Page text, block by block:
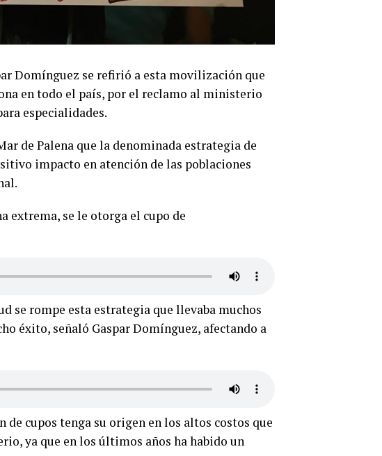
Domínguez se refirió a esta movilización que
en todo el país, por el reclamo al ministerio
especialidades.
de Palena que la denominada estrategia de
impacto en atención de las poblaciones
extrema, se le otorga el cupo de
se rompe esta estrategia que llevaba muchos
éxito, señaló Gaspar Domínguez, afectando a
cupos tenga su origen en los altos costos que
ya que en los últimos años ha habido un